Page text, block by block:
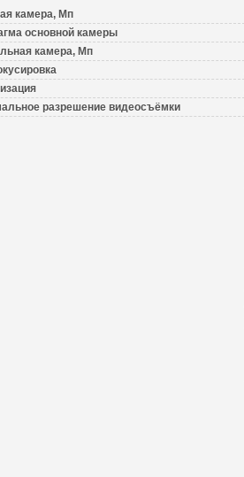
камера, Мп
основной камеры
камера, Мп
разрешение видеосъёмки